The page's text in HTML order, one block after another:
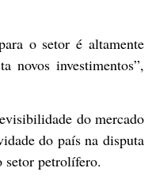
o setor é altamente
novos investimentos”,
do mercado
do país na disputa
setor petrolífero.